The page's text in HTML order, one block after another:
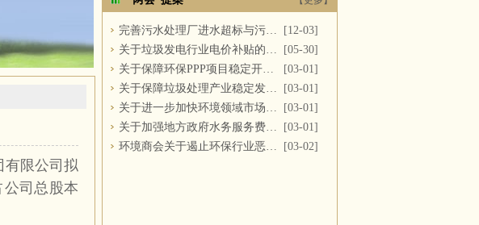
有限公司拟
公司总股本
完善污水处理厂进水超标与污泥处置
[12-03]
关于垃圾发电行业电价补贴的建议
[05-30]
关于保障环保PPP项目稳定开展的提案
[03-01]
关于保障垃圾处理产业稳定发展的议案
[03-01]
关于进一步加快环境领域市场化改革的议案
[03-01]
关于加强地方政府水务服务费用支付的议案
[03-01]
环境商会关于遏止环保行业恶性竞争的提案
[03-02]